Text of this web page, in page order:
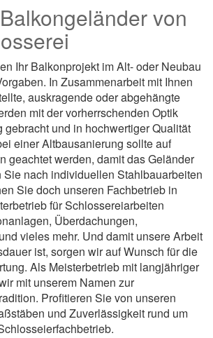
von
Ihr Balkonprojekt im Alt- oder Neubau
In Zusammenarbeit mit Ihnen
auskragende oder abgehängte
mit der vorherrschenden Optik
gebracht und in hochwertiger Qualität
einer Altbausanierung sollte auf
geachtet werden, damit das Geländer
Sie nach individuellen Stahlbauarbeiten
Sie doch unseren Fachbetrieb in
für Schlossereiarbeiten
Überdachungen,
vieles mehr. Und damit unsere Arbeit
ist, sorgen wir auf Wunsch für die
Als Meisterbetrieb mit langjähriger
mit unserem Namen zur
Profitieren Sie von unseren
und Zuverlässigkeit rund um